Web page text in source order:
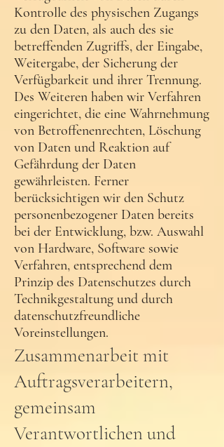
Kontrolle des physischen Zugangs
zu den Daten, als auch des sie
betreffenden Zugriffs, der Eingabe,
Weitergabe, der Sicherung der
Verfügbarkeit und ihrer Trennung.
Des Weiteren haben wir Verfahren
eingerichtet, die eine Wahrnehmung
von Betroffenenrechten, Löschung
von Daten und Reaktion auf
Gefährdung der Daten
gewährleisten. Ferner
berücksichtigen wir den Schutz
personenbezogener Daten bereits
bei der Entwicklung, bzw. Auswahl
von Hardware, Software sowie
Verfahren, entsprechend dem
Prinzip des Datenschutzes durch
Technikgestaltung und durch
datenschutzfreundliche
Voreinstellungen.
Zusammenarbeit mit
Auftragsverarbeitern,
gemeinsam
Verantwortlichen und